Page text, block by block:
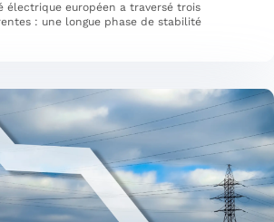
électrique européen a traversé trois
: une longue phase de stabilité